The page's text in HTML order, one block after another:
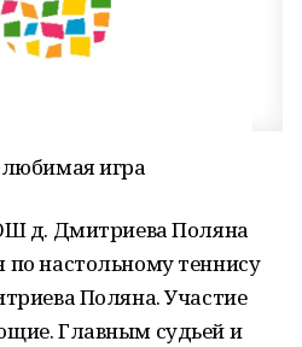
игра
д. Дмитриева Поляна
настольному теннису
Поляна. Участие
Главным судьей и